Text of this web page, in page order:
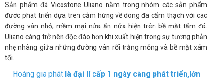
Sản phẩm đá Vicostone Uliano nằm trong nhóm các sản phẩm
được phát triển dựa trên cảm hứng về dòng đá cẩm thạch với các
đường vân nhỏ, mềm mại nửa ẩn nửa hiện trên bề mặt tấm đá.
Uliano càng trở nên độc đáo hơn khi xuất hiện trong sự tương phản
nhẹ nhàng giữa những đường vân rối trắng mỏng và bề mặt xám
tối.
Hoàng gia phátlà đại lí cấp 1 ngày càng phát triển,lớn